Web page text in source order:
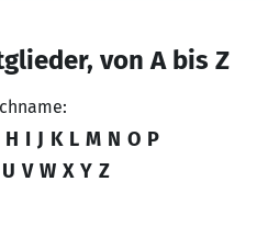
von A bis Z
H I J K L M N O P
U V W X Y Z